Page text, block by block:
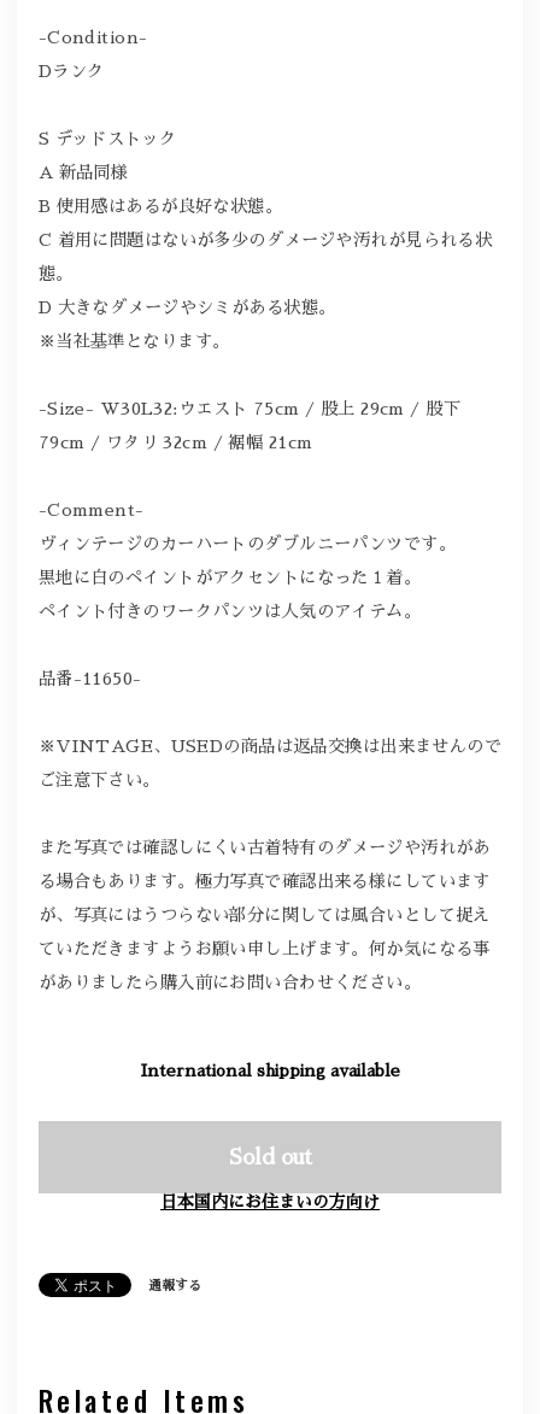
-Condition-
Dランク
S デッドストック
A 新品同様
B 使用感はあるが良好な状態。
C 着用に問題はないが多少のダメージや汚れが見られる状
態。
D 大きなダメージやシミがある状態。
※当社基準となります。
-Size- W30L32:ウエスト 75cm / 股上 29cm / 股下
79cm / ワタリ 32cm / 裾幅 21cm
-Comment-
ヴィンテージのカーハートのダブルニーパンツです。
黒地に白のペイントがアクセントになった１着。
ペイント付きのワークパンツは人気のアイテム。
品番-11650-
※VINTAGE、USEDの商品は返品交換は出来ませんので
ご注意下さい。
また写真では確認しにくい古着特有のダメージや汚れがあ
る場合もあります。極力写真で確認出来る様にしています
が、写真にはうつらない部分に関しては風合いとして捉え
ていただきますようお願い申し上げます。何か気になる事
がありましたら購入前にお問い合わせください。
International shipping available
Sold out
日本国内にお住まいの方向け
通報する
Related Items